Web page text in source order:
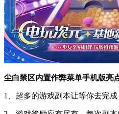
尘白禁区内置作弊菜单手机版亮
1、超多的游戏副本让等你去完